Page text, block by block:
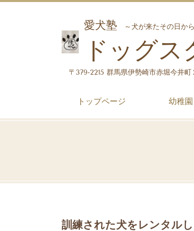
愛犬塾 ～犬が来たその日か
ドッグ
〒379-2215 群馬県伊勢崎市赤堀今井町
トップページ 幼稚園
訓練された犬をレンタルし